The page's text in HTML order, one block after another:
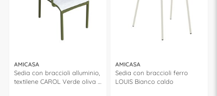
AMICASA
Sedia con braccioli alluminio,
textilene CAROL Verde oliva e
AMICASA
Sedia con braccioli ferro
LOUIS Bianco caldo